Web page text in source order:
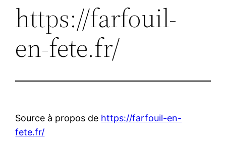
https://farfouil-
en-fete.fr/
Source à propos de https://farfouil-en-
fete.fr/